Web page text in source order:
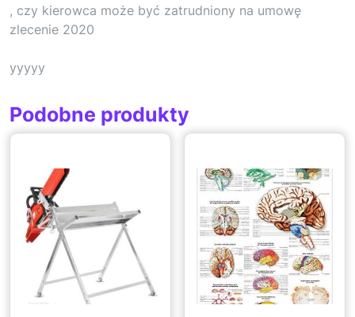
, czy kierowca może być zatrudniony na umowę
zlecenie 2020
yyyyy
Podobne produkty